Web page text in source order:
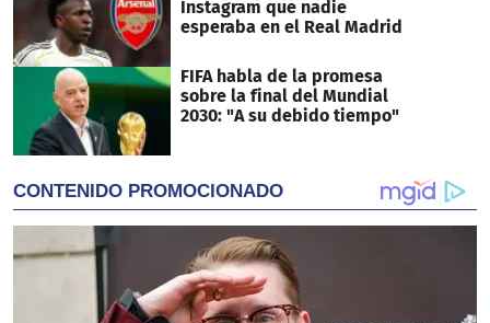
Instagram que nadie
esperaba en el Real Madrid
FIFA habla de la promesa
sobre la final del Mundial
2030: "A su debido tiempo"